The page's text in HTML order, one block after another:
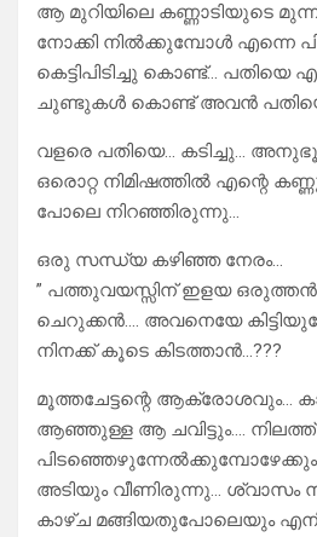
ആ മുറിയിലെ കണ്ണാടിയുടെ
നോക്കി നിൽക്കുമ്പോൾ എന്നെ
കെട്ടിപിടിച്ചു കൊണ്ട്… പതിയെ
ചുണ്ടുകൾ കൊണ്ട് അവൻ
വളരെ പതിയെ… കടിച്ചു…
ഒരൊറ്റ നിമിഷത്തിൽ എന്റെ
പോലെ നിറഞ്ഞിരുന്നു…
ഒരു സന്ധ്യ കഴിഞ്ഞ നേരം…
” പത്തുവയസ്സിന് ഇളയ
ചെറുക്കൻ…. അവനെയേ
നിനക്ക് കൂടെ കിടത്താൻ…???
മൂത്തചേട്ടന്റെ ആക്രോശവും…
ആഞ്ഞുള്ള ആ ചവിട്ടും…. നിലത്ത്
അടിയും വീണിരുന്നു… ശ്വാസം
കാഴ്ച മങ്ങിയതുപോലെയും